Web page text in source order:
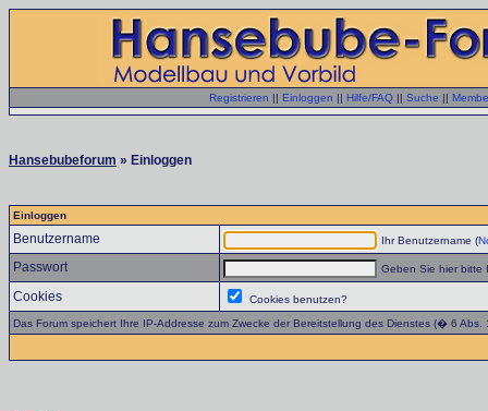
Registrieren || Einloggen || Hilfe/FAQ || Suche ||
Hansebubeforum » Einloggen
Einloggen
Benutzername Ihr Benutzername (
Passwort Geben Sie hier bitte
Cookies
Cookies benutzen?
Das Forum speichert Ihre IP-Addresse zum Zwecke der Bereitstellung des Dienstes (� 6